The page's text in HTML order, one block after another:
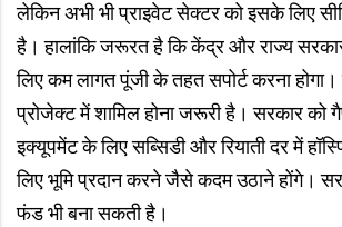
लेकिन अभी भी प्राइवेट सेक्टर को इसके लिए
है। हालांकि जरूरत है कि केंद्र और राज्य
लिए कम लागत पूंजी के तहत सपोर्ट करना होगा।
प्रोजेक्ट में शामिल होना जरूरी है। सरकार को
इक्यूपमेंट के लिए सब्सिडी और रियाती दर में
लिए भूमि प्रदान करने जैसे कदम उठाने होंगे।
फंड भी बना सकती है।